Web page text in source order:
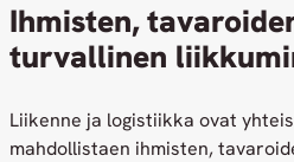
Ihmisten,
turvallinen
Liikenne ja logistiikka ovat
mahdollistaen ihmisten,